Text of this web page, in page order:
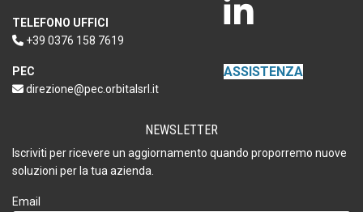
TELEFONO UFFICI
+39 0376 158 7619
PEC
direzione@pec.orbitalsrl.it
ASSISTENZA
NEWSLETTER
Iscriviti per ricevere un aggiornamento quando proporremo nuove
soluzioni per la tua azienda.
Email